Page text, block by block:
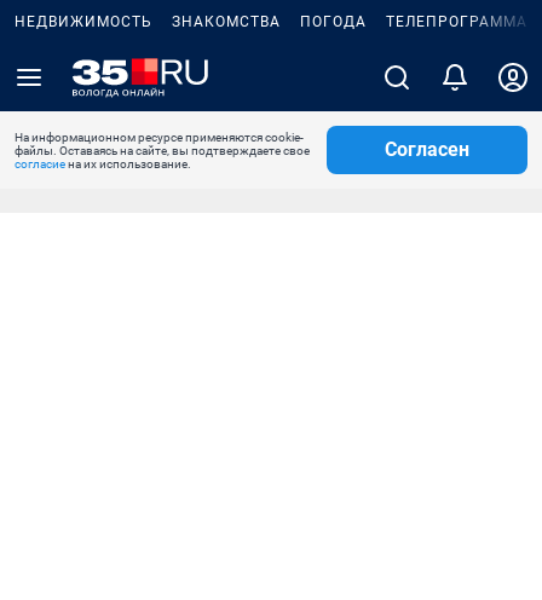
НЕДВИЖИМОСТЬ ЗНАКОМСТВА ПОГОДА ТЕЛЕПРОГРАММА
На информационном ресурсе применяются cookie-
файлы. Оставаясь на сайте, вы подтверждаете свое
согласиена их использование.
Согласен